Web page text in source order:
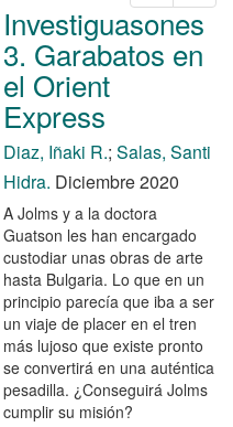
Investiguasones
3. Garabatos en
el Orient
Express
Diaz, Iñaki R.; Salas, Santi
Hidra. Diciembre 2020
A Jolms y a la doctora
Guatson les han encargado
custodiar unas obras de arte
hasta Bulgaria. Lo que en un
principio parecía que iba a ser
un viaje de placer en el tren
más lujoso que existe pronto
se convertirá en una auténtica
pesadilla. ¿Conseguirá Jolms
cumplir su misión?